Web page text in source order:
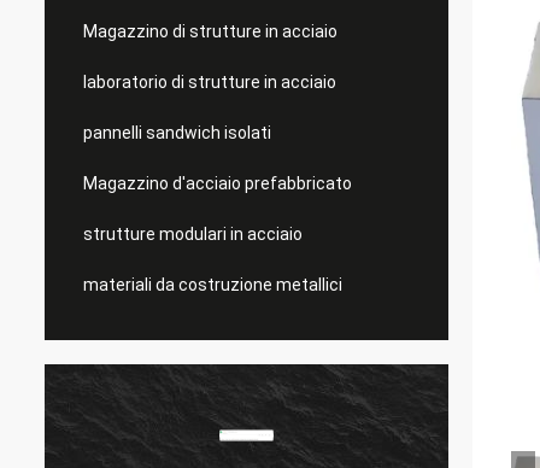
Magazzino di strutture in acciaio
laboratorio di strutture in acciaio
pannelli sandwich isolati
Magazzino d'acciaio prefabbricato
strutture modulari in acciaio
materiali da costruzione metallici